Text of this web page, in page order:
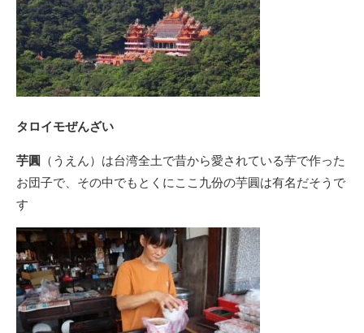
タロイモぜんざい
芋圓
（うえん）は台湾全土で昔から愛されている芋で作った
お団子で、その中でもとくにここ九份の芋圓は有名だそうで
す